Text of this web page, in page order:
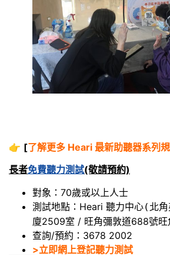
👉 [了解更多 Heari 最新助聽器系列
長者免費聽力測試(敬請預約)
對象：70歲或以上人士
測試地點：Heari 聽力中心( 北
廈2509室 / 旺角彌敦道688號旺
查詢/預約：3678 2002
>立即網上登記聽力測試